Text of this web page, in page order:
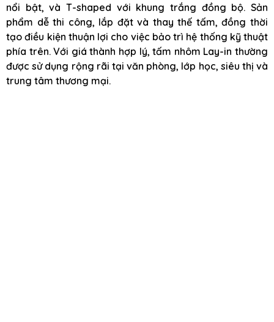
nổi bật, và T-shaped với khung trắng đồng bộ. Sản
phẩm dễ thi công, lắp đặt và thay thế tấm, đồng thời
tạo điều kiện thuận lợi cho việc bảo trì hệ thống kỹ thuật
phía trên. Với giá thành hợp lý, tấm nhôm Lay-in thường
được sử dụng rộng rãi tại văn phòng, lớp học, siêu thị và
trung tâm thương mại.